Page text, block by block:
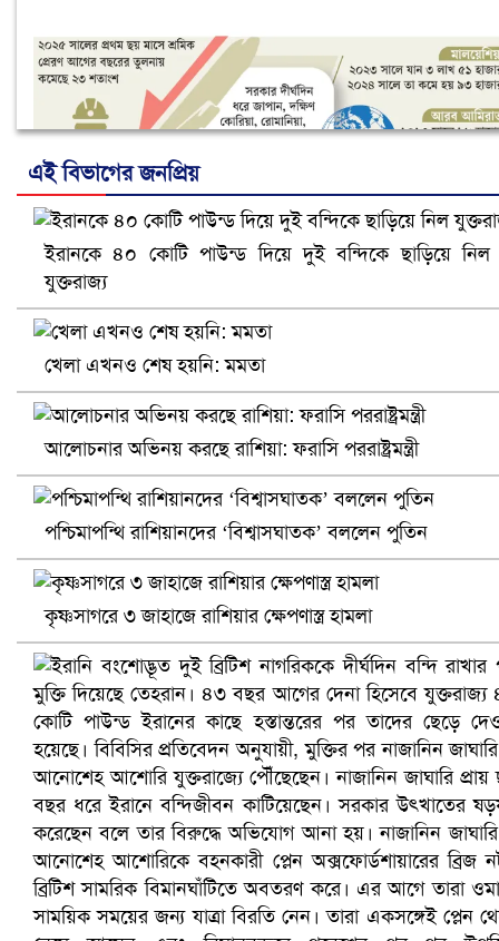
নানা সংকটে রিক্রুটিং এজেন্সি, হুমকির মুখে শ্রম রপ্তানি
খুলনায় বিএনপি অফিসে গুলি-বোমা হামলা, নিহত ১
প্রোটিয়াদের হারিয়ে বিশ্বকাপের শিরোপা ঘরে তুলল ভারত
এই বিভাগের জনপ্রিয়
ইরানকে ৪০ কোটি পাউন্ড দিয়ে দুই বন্দিকে ছাড়িয়ে নিল
যুক্তরাজ্য
খেলা এখনও শেষ হয়নি: মমতা
আলোচনার অভিনয় করছে রাশিয়া: ফরাসি পররাষ্ট্রমন্ত্রী
পশ্চিমাপন্থি রাশিয়ানদের ‘বিশ্বাসঘাতক’ বললেন পুতিন
কৃষ্ণসাগরে ৩ জাহাজে রাশিয়ার ক্ষেপণাস্ত্র হামলা